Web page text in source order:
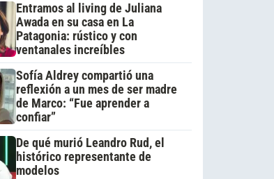
Entramos al living de Juliana
Awada en su casa en La
Patagonia: rústico y con
ventanales increíbles
Sofía Aldrey compartió una
reflexión a un mes de ser madre
de Marco: “Fue aprender a
confiar”
De qué murió Leandro Rud, el
histórico representante de
modelos